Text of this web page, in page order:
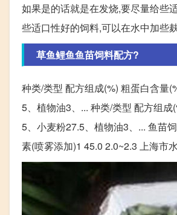
如果是的话就是在发烧,要尽量给些
些适口性好的饲料,可以在水中加些
草鱼鲤鱼鱼苗饲料配方?
种类/类型 配方组成(%) 粗蛋白含量
5、植物油3、... 种类/类型 配方组
5、小麦粉27.5、植物油3、... 鱼苗
素(喷雾添加)1 45.0 2.0~2.3 上海市